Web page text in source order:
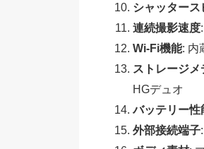
シャッタース
連続撮影速度
Wi-Fi機能: 内
ストレージメ
HGデュオ
バッテリー性
外部接続端子